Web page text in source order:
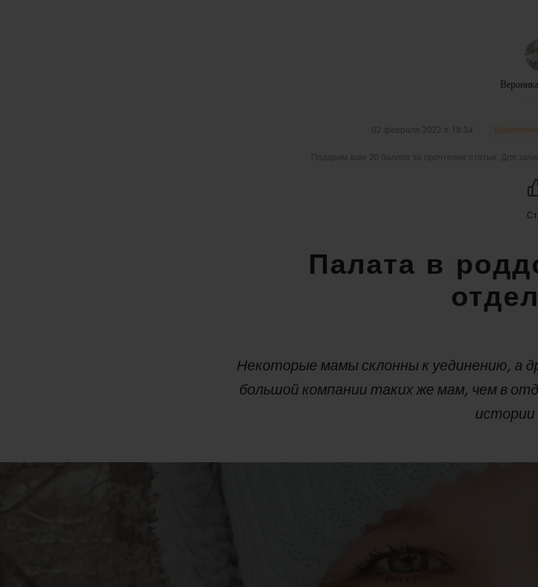
02 февраля 2022 в 18:34
Подарим вам 20 баллов за прочтение статьи. Для
Палата в
Некоторые мамы склонны к уединению, а
большой компании таких же мам, чем в
истории